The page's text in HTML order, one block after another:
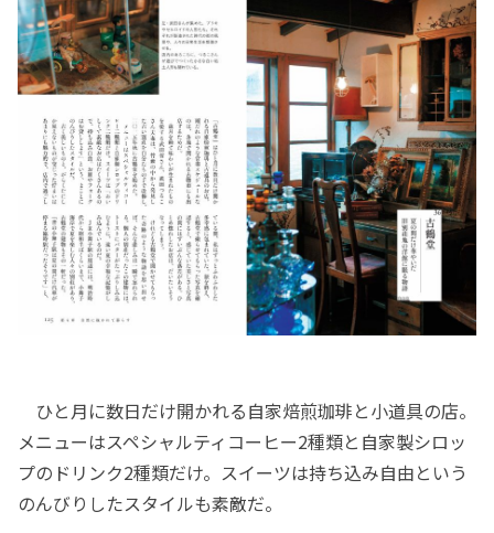
ひと月に数日だけ開かれる自家焙煎珈琲と小道具の店。
メニューはスペシャルティコーヒー2種類と自家製シロッ
プのドリンク2種類だけ。スイーツは持ち込み自由という
のんびりしたスタイルも素敵だ。